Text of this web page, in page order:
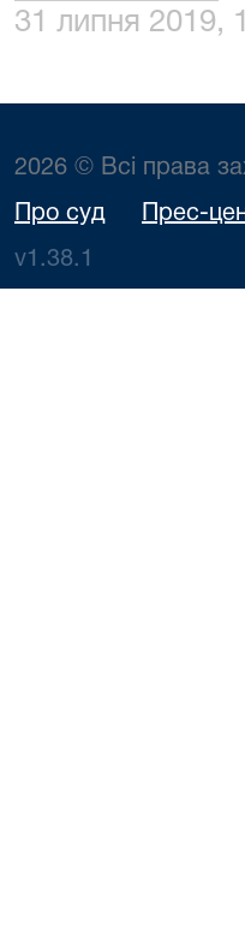
31 липня 2019,
2026 © Всі права
Про суд Прес-
v1.38.1